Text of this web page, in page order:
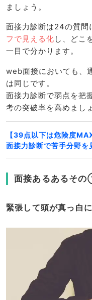
ましょう。
面接力診断は24の質問
フで見える化 し、どこ
一目で分かります。
web面接においても、
は同じです。
面接力診断で弱点を把
考の突破率を高めまし
【39点以下は危険度
面接力診断で苦手分野を
面接あるあるそ
緊張して頭が真っ白